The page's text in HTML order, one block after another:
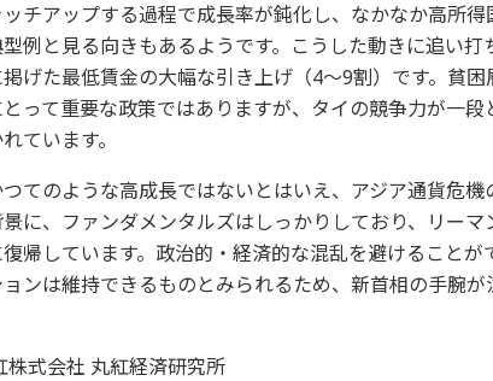
チアップする過程で成長率が鈍化し、なかなか高所
例と見る向きもあるようです。こうした動きに追い打
げた最低賃金の大幅な引き上げ（4～9割）です。貧
って重要な政策ではありますが、タイの競争力が一
ています。
てのような高成長ではないとはいえ、アジア通貨危
に、ファンダメンタルズはしっかりしており、リー
帰しています。政治的・経済的な混乱を避けること
ンは維持できるものとみられるため、新首相の手腕が
株式会社 丸紅経済研究所